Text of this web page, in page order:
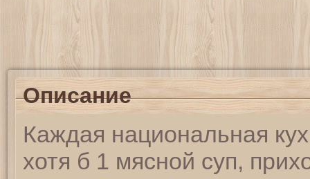
Описание
Каждая национальная
хотя б 1 мясной суп,